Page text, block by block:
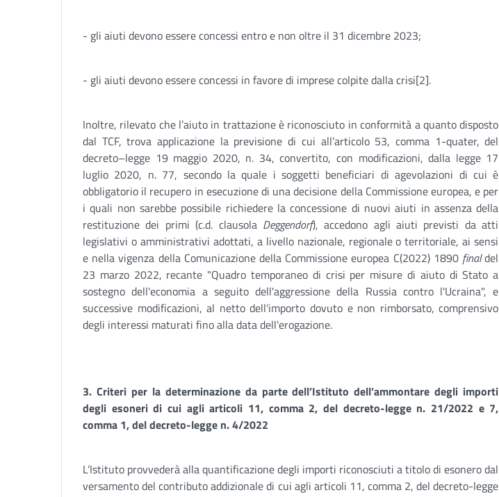
- gli aiuti devono essere concessi entro e non oltre il 31 dicembre 2023;
- gli aiuti devono essere concessi in favore di imprese colpite dalla crisi[2].
Inoltre, rilevato che l’aiuto in trattazione è riconosciuto in conformità a quanto disposto
dal TCF, trova applicazione la previsione di cui all’articolo 53, comma 1-quater, del
decreto–legge 19 maggio 2020, n. 34, convertito, con modificazioni, dalla legge 17
luglio 2020, n. 77, secondo la quale i soggetti beneficiari di agevolazioni di cui è
obbligatorio il recupero in esecuzione di una decisione della Commissione europea, e per
i quali non sarebbe possibile richiedere la concessione di nuovi aiuti in assenza della
restituzione dei primi (c.d. clausola Deggendorf), accedono agli aiuti previsti da atti
legislativi o amministrativi adottati, a livello nazionale, regionale o territoriale, ai sensi
e nella vigenza della Comunicazione della Commissione europea C(2022) 1890 finaldel
23 marzo 2022, recante "Quadro temporaneo di crisi per misure di aiuto di Stato a
sostegno dell'economia a seguito dell'aggressione della Russia contro l'Ucraina", e
successive modificazioni, al netto dell'importo dovuto e non rimborsato, comprensivo
degli interessi maturati fino alla data dell'erogazione.
3. Criteri per la determinazione da parte dell’Istituto dell’ammontare degli importi
degli esoneri di cui agli articoli 11, comma 2, del decreto-legge n. 21/2022 e 7,
comma 1, del decreto-legge n. 4/2022
L’Istituto provvederà alla quantificazione degli importi riconosciuti a titolo di esonero dal
versamento del contributo addizionale di cui agli articoli 11, comma 2, del decreto-legge